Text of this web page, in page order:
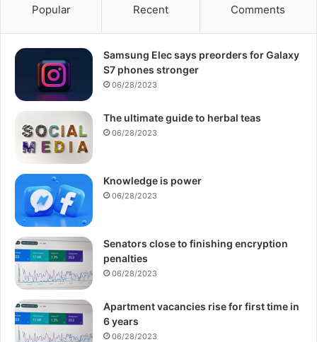
Popular Recent Comments
Samsung Elec says preorders for Galaxy
S7 phones stronger
06/28/2023
The ultimate guide to herbal teas
06/28/2023
Knowledge is power
06/28/2023
Senators close to finishing encryption
penalties
06/28/2023
Apartment vacancies rise for first time in
6 years
06/28/2023